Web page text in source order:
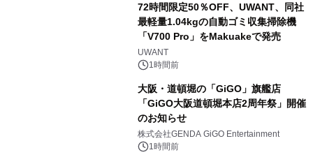
72時間限定50％OFF、UWANT、同社
最軽量1.04kgの自動ゴミ収集掃除機
「V700 Pro」をMakuakeで発売
UWANT
1時間前
大阪・道頓堀の「GiGO」旗艦店
「GiGO大阪道頓堀本店2周年祭」開催
のお知らせ
株式会社GENDA GiGO Entertainment
1時間前